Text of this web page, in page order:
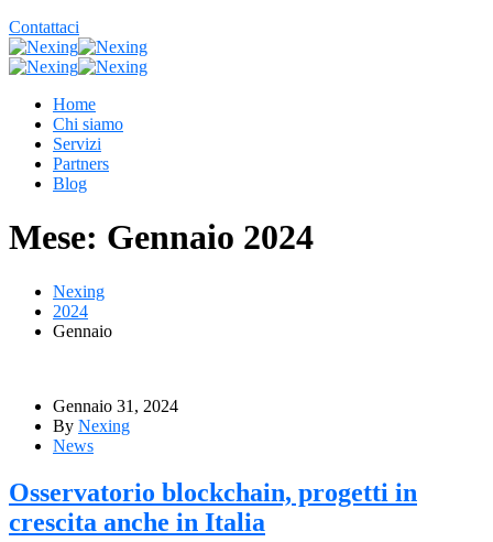
Contattaci
Home
Chi siamo
Servizi
Partners
Blog
Mese: Gennaio 2024
Nexing
2024
Gennaio
Gennaio 31, 2024
By Nexing
News
Osservatorio blockchain, progetti in
crescita anche in Italia